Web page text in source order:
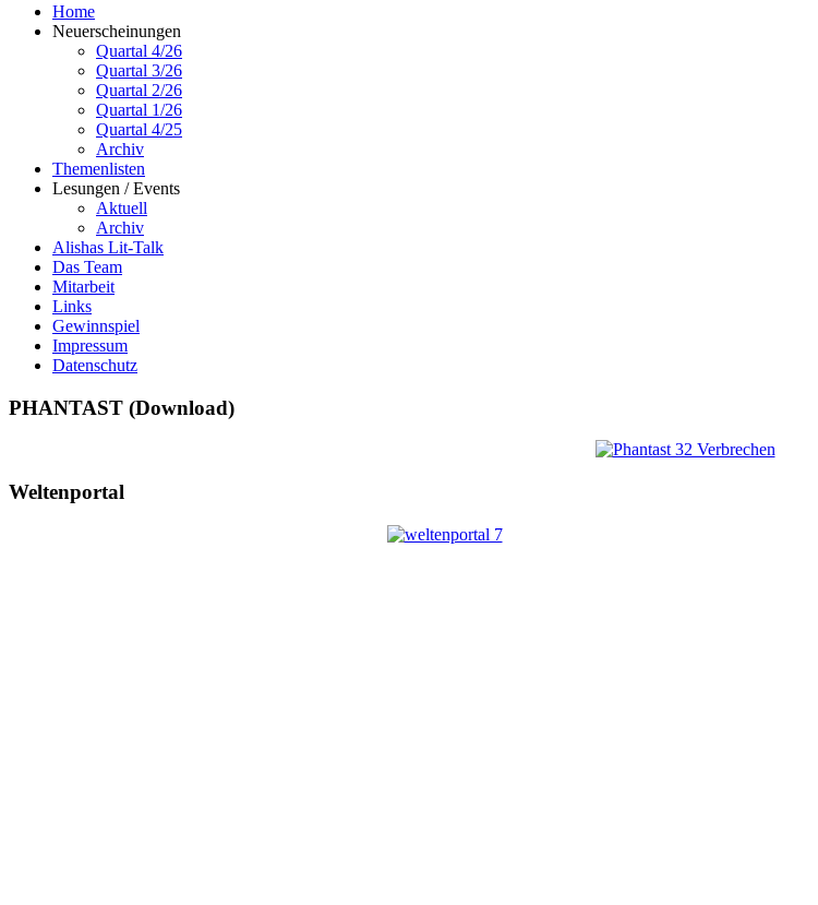
Home
Neuerscheinungen
Quartal 4/26
Quartal 3/26
Quartal 2/26
Quartal 1/26
Quartal 4/25
Archiv
Themenlisten
Lesungen / Events
Aktuell
Archiv
Alishas Lit-Talk
Das Team
Mitarbeit
Links
Gewinnspiel
Impressum
Datenschutz
PHANTAST (Download)
Weltenportal